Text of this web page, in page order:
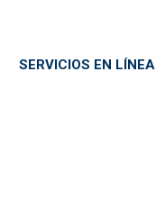
SERVICIOS EN LÍNEA